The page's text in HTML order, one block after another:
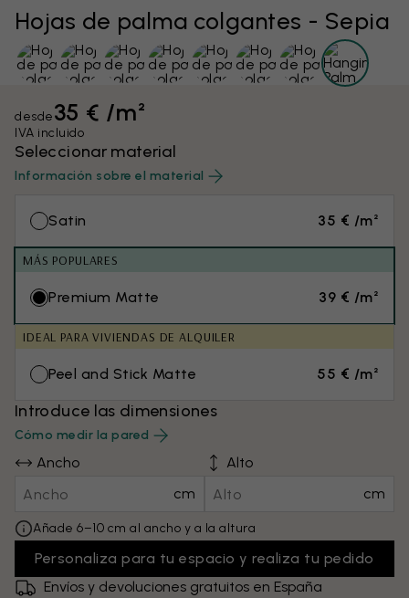
Hojas de palma colgantes - Sepia
desde35 € /m²
IVA incluido
Seleccionar material
Información sobre el material
Satin 35 € /m²
MÁS POPULARES
Premium Matte 39 € /m²
IDEAL PARA VIVIENDAS DE ALQUILER
Peel and Stick Matte 55 € /m²
Introduce las dimensiones
Cómo medir la pared
Ancho
cm
Alto
cm
Añade 6–10 cm al ancho y a la altura
Personaliza para tu espacio y realiza tu pedido
Envíos y devoluciones gratuitos en España